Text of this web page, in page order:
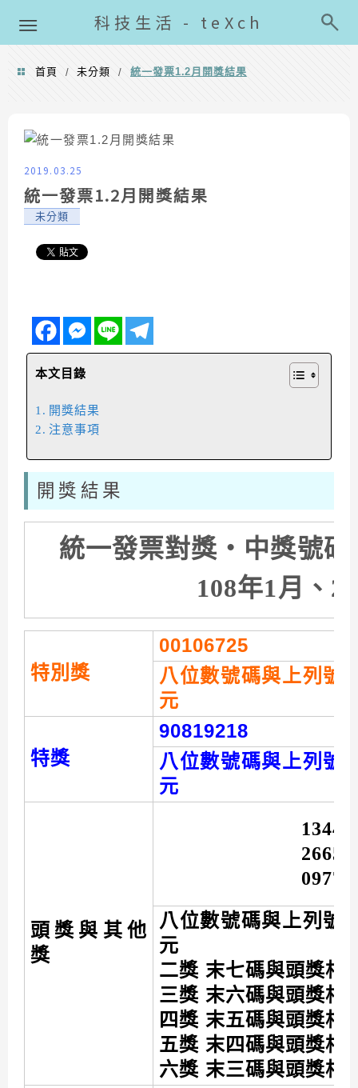
科技生活 - teXch
首頁 / 未分類 / 統一發票1.2月開獎結果
2019.03.25
統一發票1.2月開獎結果
未分類
本文目錄
開獎結果
注意事項
開獎結果
統一發票對獎‧中獎號碼
108年1月、2
特別獎
00106725
八位數號碼與上列號
元
特獎
90819218
八位數號碼與上列號
元
頭獎與其他
獎
13440
26650
09775
八位數號碼與上列號
元
二獎 末七碼與頭獎相
三獎 末六碼與頭獎相
四獎 末五碼與頭獎相
五獎 末四碼與頭獎相
六獎 末三碼與頭獎相